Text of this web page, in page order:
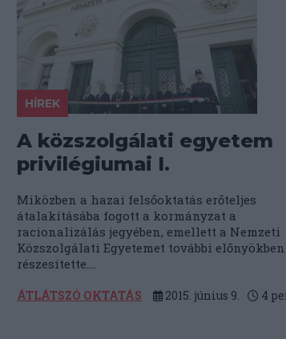
HÍREK
A közszolgálati egyetem
privilégiumai I.
Miközben a hazai felsőoktatás erőteljes
átalakításába fogott a kormányzat a
racionalizálás jegyében, emellett a Nemzeti
Közszolgálati Egyetemet további előnyökben
részesítette....
ÁTLÁTSZÓ OKTATÁS 2015. június 9. 4